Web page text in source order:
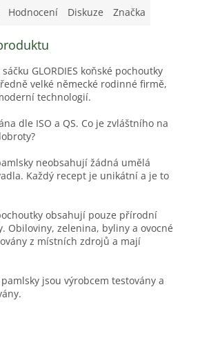
Hodnocení Diskuze Značka
GLORDIES koňské pochoutky
velké německé rodinné firmě,
technologií.
dle ISO a QS. Co je zvláštního na
neobsahují žádná umělá
Každý recept je unikátní a je to
obsahují pouze přírodní
Obiloviny, zelenina, byliny a ovocné
z místních zdrojů a mají
pamlsky jsou výrobcem testovány a